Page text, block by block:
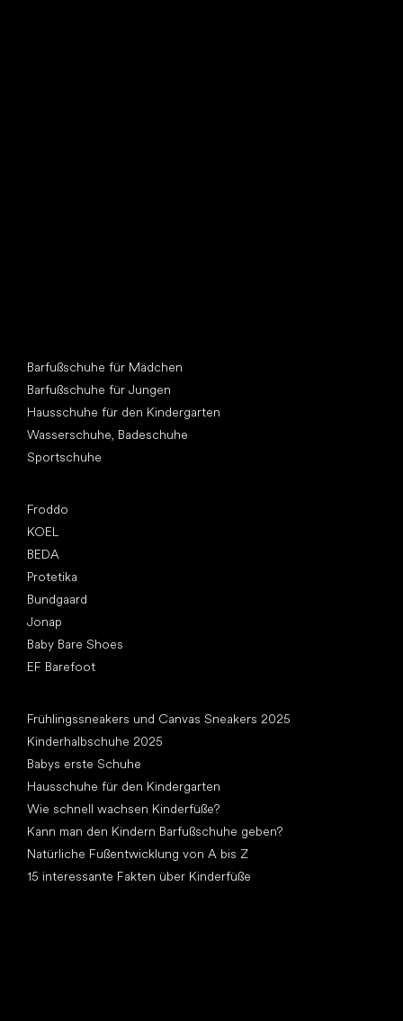
Barfußschuhe für Mädchen
Barfußschuhe für Jungen
Hausschuhe für den Kindergarten
Wasserschuhe, Badeschuhe
Sportschuhe
Froddo
KOEL
BEDA
Protetika
Bundgaard
Jonap
Baby Bare Shoes
EF Barefoot
Frühlingssneakers und Canvas Sneakers 2025
Kinderhalbschuhe 2025
Babys erste Schuhe
Hausschuhe für den Kindergarten
Wie schnell wachsen Kinderfüße?
Kann man den Kindern Barfußschuhe geben?
Natürliche Fußentwicklung von A bis Z
15 interessante Fakten über Kinderfüße